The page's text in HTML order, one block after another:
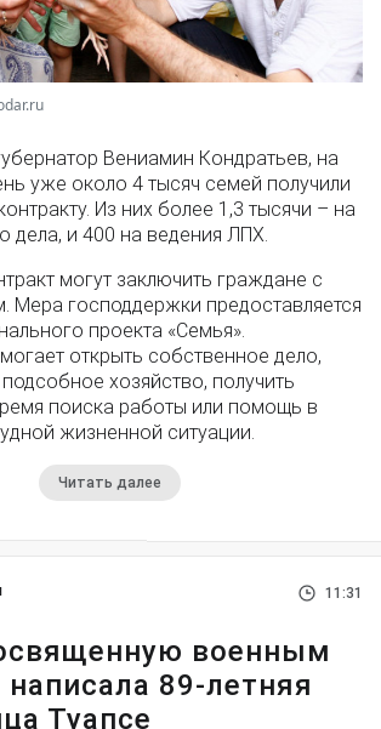
Вениамин Кондратьев, на
уже около 4 тысяч семей получили
Из них более 1,3 тысячи – на
дела, и 400 на ведения ЛПХ.
могут заключить граждане с
Мера господдержки предоставляется
проекта «Семья».
открыть собственное дело,
хозяйство, получить
поиска работы или помощь в
жизненной ситуации.
Читать далее
11:31
военным
89-летняя
Туапсе